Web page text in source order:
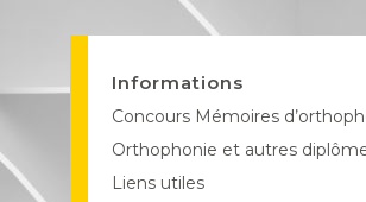
Informations
Concours Mémoires
Orthophonie et autres
Liens utiles